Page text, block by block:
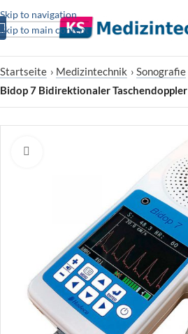
Skip to navigation
Skip to main content
Startseite › Medizintechnik › Sonografie
Bidop 7 Bidirektionaler Taschendoppler